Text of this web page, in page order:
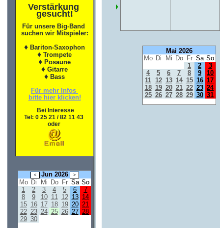
Verstärkung
gesucht!
Für unsere Big-Band
suchen wir Mitspieler:
♦ Bariton-Saxophon
♦ Trompete
♦ Posaune
♦ Gitarre
♦ Bass
Für mehr Infos
bitte hier klicken!
Bei Interesse
Tel: 0 25 21 / 82 11 43
oder
Jun 2026
Mo Di Mi Do Fr Sa So
1
2 3 4 5 6
7
8
9 10 11 12 13 14
15 16 17 18 19 20 21
22 23 24 25 26 27 28
29 30
Mai 2026
Mo Di Mi Do Fr Sa So
1
2
3
4
5 6 7 8 9
10
11 12 13 14 15 16 17
18 19 20 21 22 23 24
25 26 27 28 29 30 31